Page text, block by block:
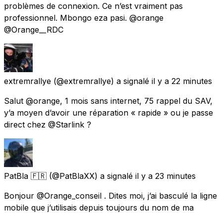
problèmes de connexion. Ce n’est vraiment pas
professionnel. Mbongo eza pasi. @orange
@Orange__RDC
extremrallye (@extremrallye) a signalé il y a 22 minutes
Salut @orange, 1 mois sans internet, 75 rappel du SAV,
y’a moyen d’avoir une réparation « rapide » ou je passe
direct chez @Starlink ?
PatBla 🇫🇷 (@PatBlaXX) a signalé il y a 23 minutes
Bonjour @Orange_conseil . Dites moi, j’ai basculé la ligne
mobile que j’utilisais depuis toujours du nom de ma